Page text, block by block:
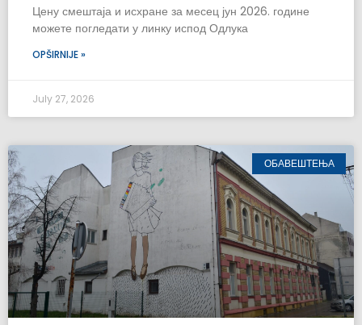
Цену смештаја и исхране за месец јун 2026. године
можете погледати у линку испод Одлука
OPŠIRNIJE »
July 27, 2026
ОБАВЕШТЕЊА